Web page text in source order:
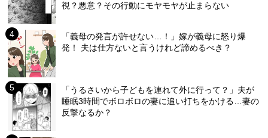
視？悪意？その行動にモヤモヤが止まらない
「義母の発言が許せない…！」嫁が義母に怒り爆
発！ 夫は仕方ないと言うけれど諦めるべき？
「うるさいから子どもを連れて外に行って？」夫が
睡眠3時間でボロボロの妻に追い打ちをかける…妻の
反撃なるか？